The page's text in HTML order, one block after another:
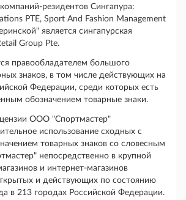
резидентов Сингапура:
PTE, Sport And Fashion Management
является сингапурская
Group Pte.
правообладателем большого
знаков, в том числе действующих на
Федерации, среди которых есть
обозначением товарные знаки.
ООО "Спортмастер"
использование сходных с
товарных знаков со словесным
непосредственно в крупной
и интернет-магазинов
и действующих по состоянию
в 213 городах Российской Федерации.